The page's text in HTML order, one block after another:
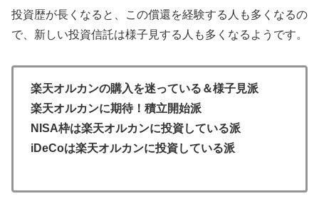
投資歴が長くなると、この償還を経験する人も多くなるの
で、新しい投資信託は様子見する人も多くなるようです。
楽天オルカンの購入を迷っている＆様子見派
楽天オルカンに期待！積立開始派
NISA枠は楽天オルカンに投資している派
iDeCoは楽天オルカンに投資している派